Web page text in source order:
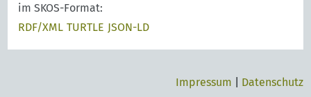
im SKOS-Format:
RDF/XML TURTLE JSON-LD
Impressum Datenschutz